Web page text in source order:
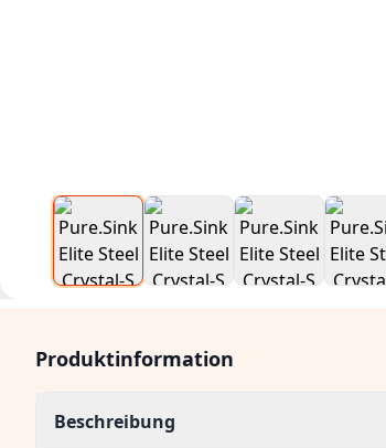
Produktinformation
Beschreibung